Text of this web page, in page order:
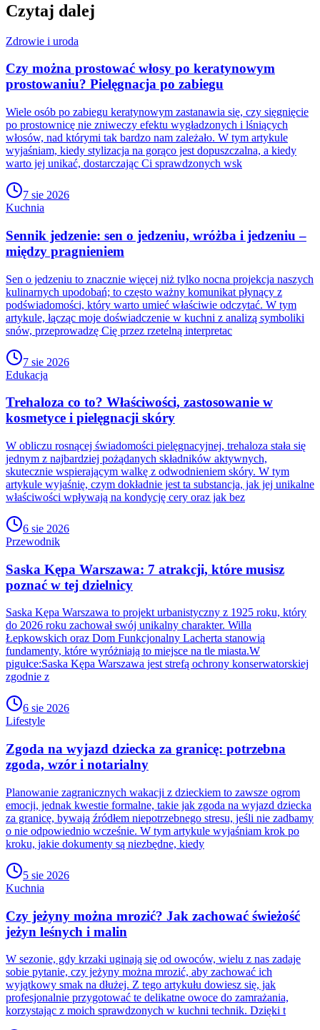
Czytaj dalej
Zdrowie i uroda
Czy można prostować włosy po keratynowym
prostowaniu? Pielęgnacja po zabiegu
Wiele osób po zabiegu keratynowym zastanawia się, czy sięgnięcie
po prostownicę nie zniweczy efektu wygładzonych i lśniących
włosów, nad którymi tak bardzo nam zależało. W tym artykule
wyjaśniam, kiedy stylizacja na gorąco jest dopuszczalna, a kiedy
warto jej unikać, dostarczając Ci sprawdzonych wsk
7 sie 2026
Kuchnia
Sennik jedzenie: sen o jedzeniu, wróżba i jedzeniu –
między pragnieniem
Sen o jedzeniu to znacznie więcej niż tylko nocna projekcja naszych
kulinarnych upodobań; to często ważny komunikat płynący z
podświadomości, który warto umieć właściwie odczytać. W tym
artykule, łącząc moje doświadczenie w kuchni z analizą symboliki
snów, przeprowadzę Cię przez rzetelną interpretac
7 sie 2026
Edukacja
Trehaloza co to? Właściwości, zastosowanie w
kosmetyce i pielęgnacji skóry
W obliczu rosnącej świadomości pielęgnacyjnej, trehaloza stała się
jednym z najbardziej pożądanych składników aktywnych,
skutecznie wspierającym walkę z odwodnieniem skóry. W tym
artykule wyjaśnię, czym dokładnie jest ta substancja, jak jej unikalne
właściwości wpływają na kondycję cery oraz jak bez
6 sie 2026
Przewodnik
Saska Kępa Warszawa: 7 atrakcji, które musisz
poznać w tej dzielnicy
Saska Kępa Warszawa to projekt urbanistyczny z 1925 roku, który
do 2026 roku zachował swój unikalny charakter. Willa
Łepkowskich oraz Dom Funkcjonalny Lacherta stanowią
fundamenty, które wyróżniają to miejsce na tle miasta.W
pigułce:Saska Kępa Warszawa jest strefą ochrony konserwatorskiej
zgodnie z
6 sie 2026
Lifestyle
Zgoda na wyjazd dziecka za granicę: potrzebna
zgoda, wzór i notarialny
Planowanie zagranicznych wakacji z dzieckiem to zawsze ogrom
emocji, jednak kwestie formalne, takie jak zgoda na wyjazd dziecka
za granicę, bywają źródłem niepotrzebnego stresu, jeśli nie zadbamy
o nie odpowiednio wcześnie. W tym artykule wyjaśniam krok po
kroku, jakie dokumenty są niezbędne, kiedy
5 sie 2026
Kuchnia
Czy jeżyny można mrozić? Jak zachować świeżość
jeżyn leśnych i malin
W sezonie, gdy krzaki uginają się od owoców, wielu z nas zadaje
sobie pytanie, czy jeżyny można mrozić, aby zachować ich
wyjątkowy smak na dłużej. Z tego artykułu dowiesz się, jak
profesjonalnie przygotować te delikatne owoce do zamrażania,
korzystając z moich sprawdzonych w kuchni technik. Dzięki t